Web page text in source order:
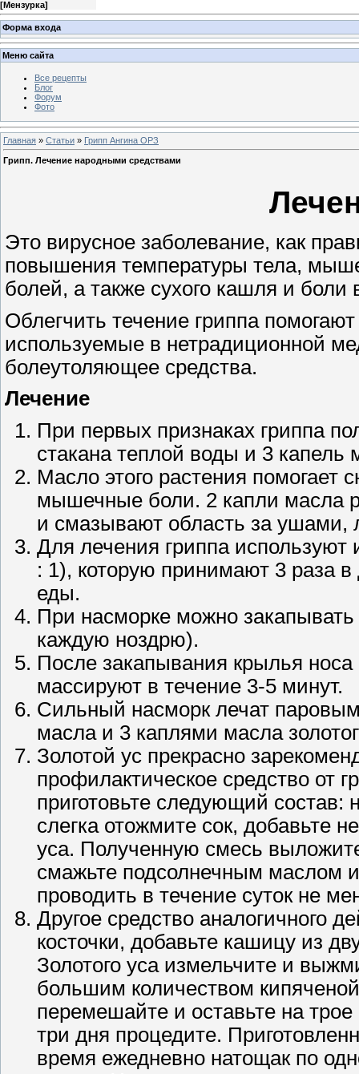
[Мензурка]
Форма входа
Меню сайта
Все рецепты
Блог
Форум
Фото
Главная » Статьи » Грипп Ангина ОРЗ
Грипп. Лечение народными средствами
Это вирусное заболевание, как
повышения температуры тела,
болей, а также сухого кашля и боли
Облегчить течение гриппа
используемые в нетрадиционной
болеутоляющее средства.
Лечение
При первых признаках гриппа
стакана теплой воды и 3 капель
Масло этого растения помогает
мышечные боли. 2 капли масла
и смазывают область за ушами,
Для лечения гриппа используют
: 1), которую принимают 3 раза
еды.
При насморке можно
каждую ноздрю).
После закапывания крылья
массируют в течение 3-5 минут.
Сильный насморк лечат
масла и 3 каплями масла
Золотой ус прекрасно
профилактическое средство от
приготовьте следующий состав:
слегка отожмите сок, добавьте
уса. Полученную смесь
смажьте подсолнечным маслом
проводить в течение суток не
Другое средство аналогичного
косточки, добавьте кашицу из
Золотого уса измельчите и
большим количеством
перемешайте и оставьте на
три дня процедите.
время ежедневно натощак по